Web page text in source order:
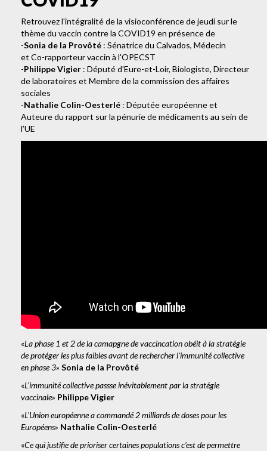
Retrouvez l'intégralité de la visioconférence de jeudi sur le
thème du vaccin contre la COVID19 en présence de
-Sonia de la Provôté : Sénatrice du Calvados, Médecin
et Co-rapporteur vaccin à l'OPECST
-Philippe Vigier : Député d'Eure-et-Loir, Biologiste, Directeur
de laboratoires et Membre de la commission des affaires
sociales
-Nathalie Colin-Oesterlé : Députée européenne et
Auteure du rapport sur la pénurie de médicaments au sein de
l’UE
«La phase 1 et 2 de la camapgne de vaccincation obéit à la stratégie
de protéger les plus faibles avant de rechercher l'immunité collective
en phase 3» Sonia de la Provôté
«L'immunité collective passse inévitablement par la stratégie
vaccinale» Philippe Vigier
«L'Union européenne a commandé 2 milliards de doses pour les
Européens» Nathalie Colin-Oesterlé
«Ce qui justifie de prioriser certaines populations c'est de permettre